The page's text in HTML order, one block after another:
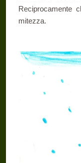
Reciprocamente
mitezza.